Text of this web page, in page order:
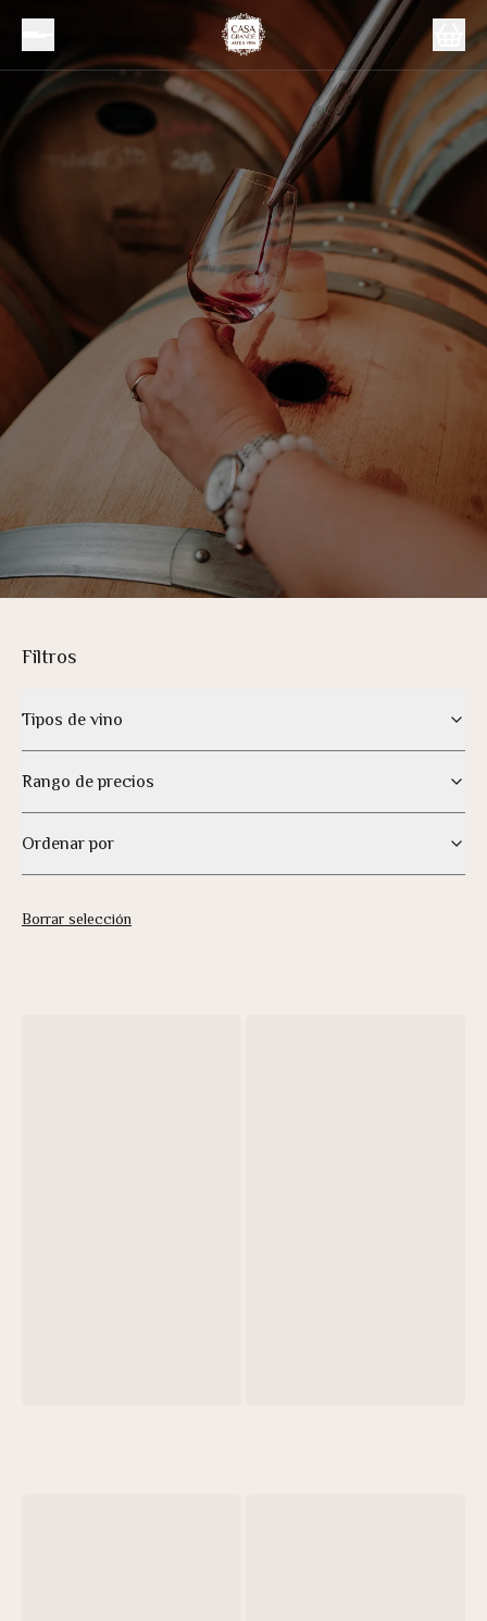
Filtros
Tipos de vino
Rango de precios
Ordenar por
Borrar selección